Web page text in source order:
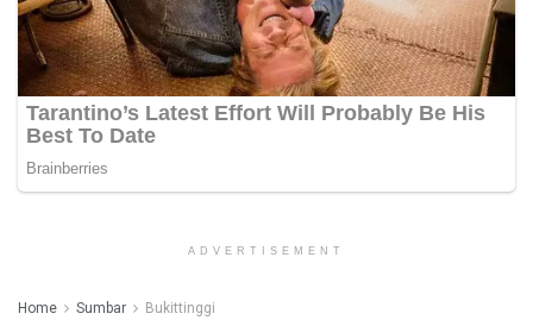
ADVERTISEMENT
Home Sumbar Bukittinggi